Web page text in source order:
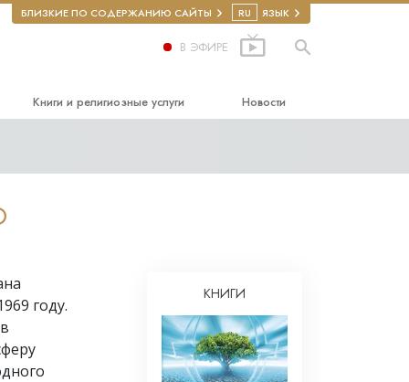
БЛИЗКИЕ ПО СОДЕРЖАНИЮ САЙТЫ RU ЯЗЫК
В ЭФИРЕ
человека
правам
Книги и религиозные услуги
книги
лекции
религиозные услуги
Новости
году.
КНИГИ